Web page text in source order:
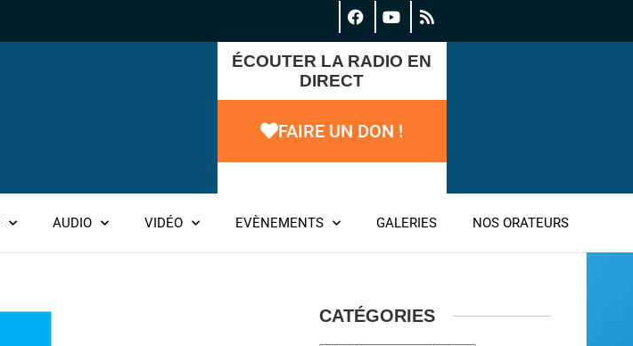
ÉCOUTER LA RADIO EN
DIRECT
FAIRE UN DON !
AUDIO VIDÉO EVÈNEMENTS GALERIES NOS ORATEURS
CATÉGORIES